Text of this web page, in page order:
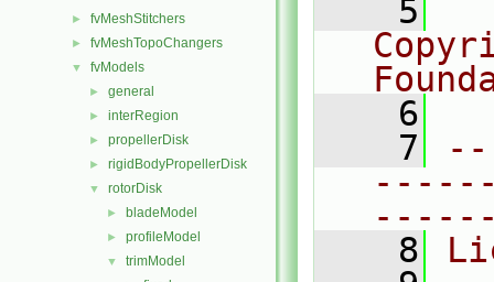
► fvMeshStitchers
► fvMeshTopoChangers
▼ fvModels
► general
► interRegion
► propellerDisk
► rigidBodyPropellerDisk
▼ rotorDisk
► bladeModel
► profileModel
▼ trimModel
    5
    6
    7
    8